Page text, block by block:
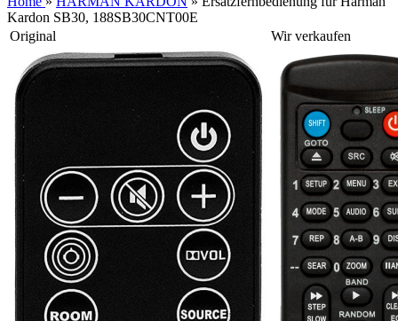
Kardon SB30, 188SB30CNT00E
Original
Wir verkaufen